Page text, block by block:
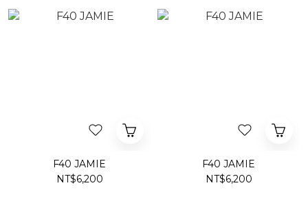
F40 JAMIE
NT$6,200
F40 JAMIE
NT$6,200